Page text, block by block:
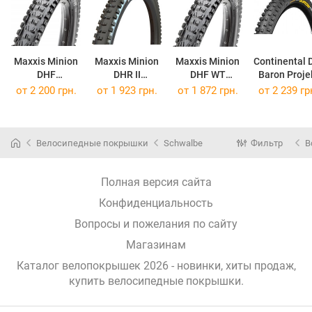
Maxxis Minion
DHF
27.5x2.6 TB00093700
Maxxis Minion
DHR II
27.5x2.5 TB00551200
Maxxis Minion
DHF WT
27.5x2.5TB85975700
Continental
Baron
27.5x2.6
от 2 200 грн. от 1 923 грн. от 1 872 грн. от 2 239
Велосипедные покрышки Schwalbe Фильтр
Полная версия сайта
Конфиденциальность
Вопросы и пожелания по сайту
Магазинам
Каталог велопокрышек 2026 - новинки, хиты продаж,
купить велосипедные покрышки.